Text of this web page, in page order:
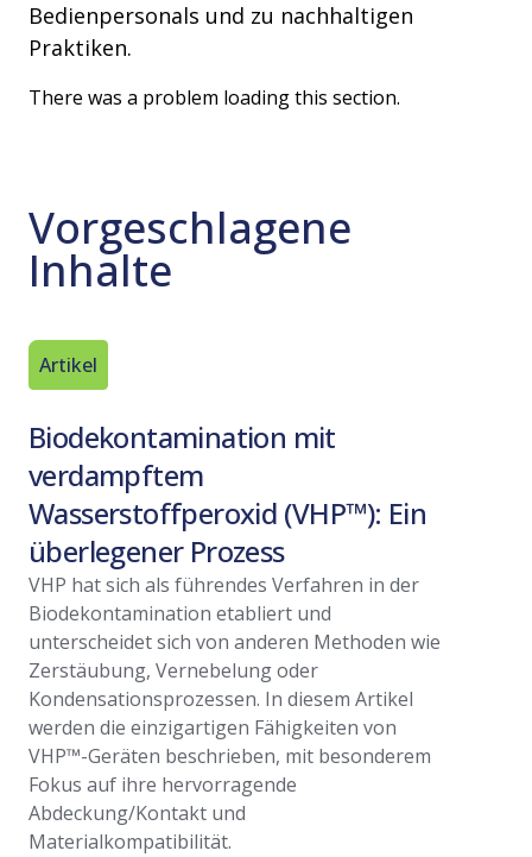
Bedienpersonals und zu nachhaltigen
Praktiken.
There was a problem loading this section.
Vorgeschlagene
Inhalte
Artikel
Biodekontamination mit
verdampftem
Wasserstoffperoxid (VHP™): Ein
überlegener Prozess
VHP hat sich als führendes Verfahren in der
Biodekontamination etabliert und
unterscheidet sich von anderen Methoden wie
Zerstäubung, Vernebelung oder
Kondensationsprozessen. In diesem Artikel
werden die einzigartigen Fähigkeiten von
VHP™-Geräten beschrieben, mit besonderem
Fokus auf ihre hervorragende
Abdeckung/Kontakt und
Materialkompatibilität.